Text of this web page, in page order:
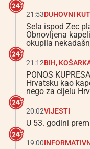
21:53DUHOVNI
Sela ispod Zec
Obnovljena
okupila
21:12BIH,
PONOS
Hrvatsku kao
nego za cijelu
20:02VIJESTI
U 53. godini
19:00